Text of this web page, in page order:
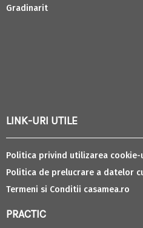
Gradinarit
LINK-URI UTILE
Politica privind utilizarea
Politica de prelucrare a datelor
Termeni si Conditii casamea.ro
PRACTIC